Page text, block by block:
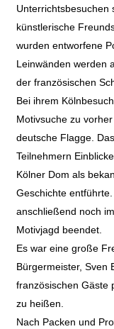
Unterrichtsbesuchen
künstlerische
wurden entworfene
Leinwänden werden
der französischen
Bei ihrem
Motivsuche zu
deutsche Flagge.
Teilnehmern
Kölner Dom als
Geschichte
anschließend noch
Motivjagd beendet.
Es war eine große
Bürgermeister, Sven
französischen Gäste
zu heißen.
Nach Packen und